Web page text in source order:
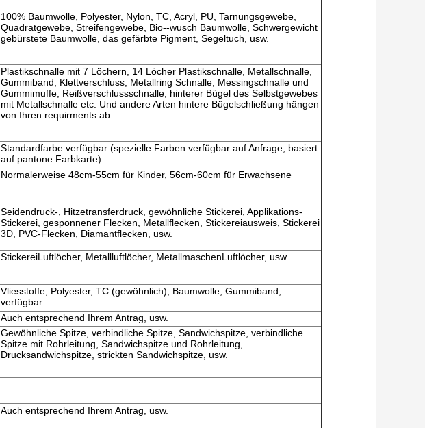
100% Baumwolle, Polyester, Nylon, TC, Acryl, PU, Tarnungsgewebe,
Quadratgewebe, Streifengewebe, Bio--wusch Baumwolle, Schwergewicht
gebürstete Baumwolle, das gefärbte Pigment, Segeltuch, usw.
Plastikschnalle mit 7 Löchern, 14 Löcher Plastikschnalle, Metallschnalle,
Gummiband, Klettverschluss, Metallring Schnalle, Messingschnalle und
Gummimuffe, Reißverschlussschnalle, hinterer Bügel des Selbstgewebes
mit Metallschnalle etc. Und andere Arten hintere Bügelschließung hängen
von Ihren requirments ab
Standardfarbe verfügbar (spezielle Farben verfügbar auf Anfrage, basiert
auf pantone Farbkarte)
Normalerweise 48cm-55cm für Kinder, 56cm-60cm für Erwachsene
Seidendruck-, Hitzetransferdruck, gewöhnliche Stickerei, Applikations-
Stickerei, gesponnener Flecken, Metallflecken, Stickereiausweis, Stickerei
3D, PVC-Flecken, Diamantflecken, usw.
StickereiLuftlöcher, Metallluftlöcher, MetallmaschenLuftlöcher, usw.
Vliesstoffe, Polyester, TC (gewöhnlich), Baumwolle, Gummiband,
verfügbar
Auch entsprechend Ihrem Antrag, usw.
Gewöhnliche Spitze, verbindliche Spitze, Sandwichspitze, verbindliche
Spitze mit Rohrleitung, Sandwichspitze und Rohrleitung,
Drucksandwichspitze, strickten Sandwichspitze, usw.
Auch entsprechend Ihrem Antrag, usw.